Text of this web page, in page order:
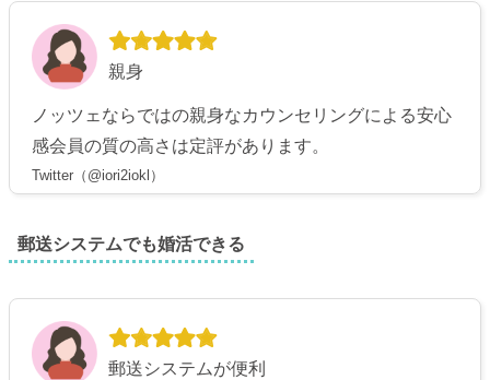
親身
ノッツェならではの親身なカウンセリングによる安心
感会員の質の高さは定評があります。
Twitter（@iori2iokl）
郵送システムでも婚活できる
郵送システムが便利